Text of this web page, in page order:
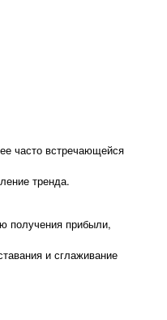
часто встречающейся
тренда.
получения прибыли,
и сглаживание